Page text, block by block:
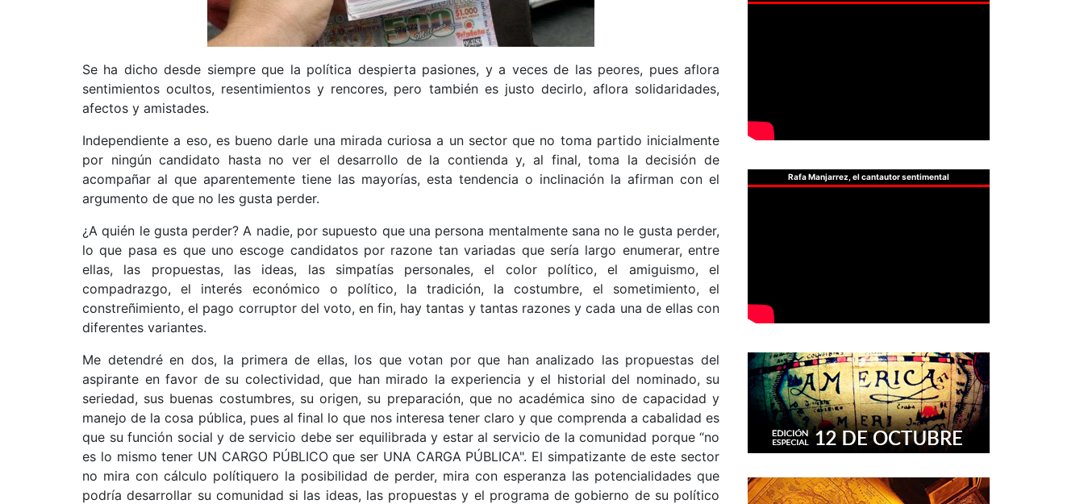
Se ha dicho desde siempre que la política despierta pasiones, y a veces de las peores, pues aflora
sentimientos ocultos, resentimientos y rencores, pero también es justo decirlo, aflora solidaridades,
afectos y amistades.
Independiente a eso, es bueno darle una mirada curiosa a un sector que no toma partido inicialmente
por ningún candidato hasta no ver el desarrollo de la contienda y, al final, toma la decisión de
acompañar al que aparentemente tiene las mayorías, esta tendencia o inclinación la afirman con el
argumento de que no les gusta perder.
¿A quién le gusta perder? A nadie, por supuesto que una persona mentalmente sana no le gusta perder,
lo que pasa es que uno escoge candidatos por razone tan variadas que sería largo enumerar, entre
ellas, las propuestas, las ideas, las simpatías personales, el color político, el amiguismo, el
compadrazgo, el interés económico o político, la tradición, la costumbre, el sometimiento, el
constreñimiento, el pago corruptor del voto, en fin, hay tantas y tantas razones y cada una de ellas con
diferentes variantes.
Me detendré en dos, la primera de ellas, los que votan por que han analizado las propuestas del
aspirante en favor de su colectividad, que han mirado la experiencia y el historial del nominado, su
seriedad, sus buenas costumbres, su origen, su preparación, que no académica sino de capacidad y
manejo de la cosa pública, pues al final lo que nos interesa tener claro y que comprenda a cabalidad es
que su función social y de servicio debe ser equilibrada y estar al servicio de la comunidad porque “no
es lo mismo tener UN CARGO PÚBLICO que ser UNA CARGA PÚBLICA". El simpatizante de este sector
no mira con cálculo polítiquero la posibilidad de perder, mira con esperanza las potencialidades que
podría desarrollar su comunidad si las ideas, las propuestas y el programa de gobierno de su político
Rafa Manjarrez, el cantautor sentimental